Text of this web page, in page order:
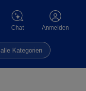
Chat Anmelden
alle Kategorien